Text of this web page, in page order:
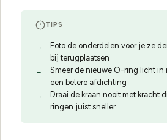
TIPS
Foto de onderdelen voor je ze
bij terugplaatsen
Smeer de nieuwe O-ring licht in
een betere afdichting
Draai de kraan nooit met kracht
ringen juist sneller